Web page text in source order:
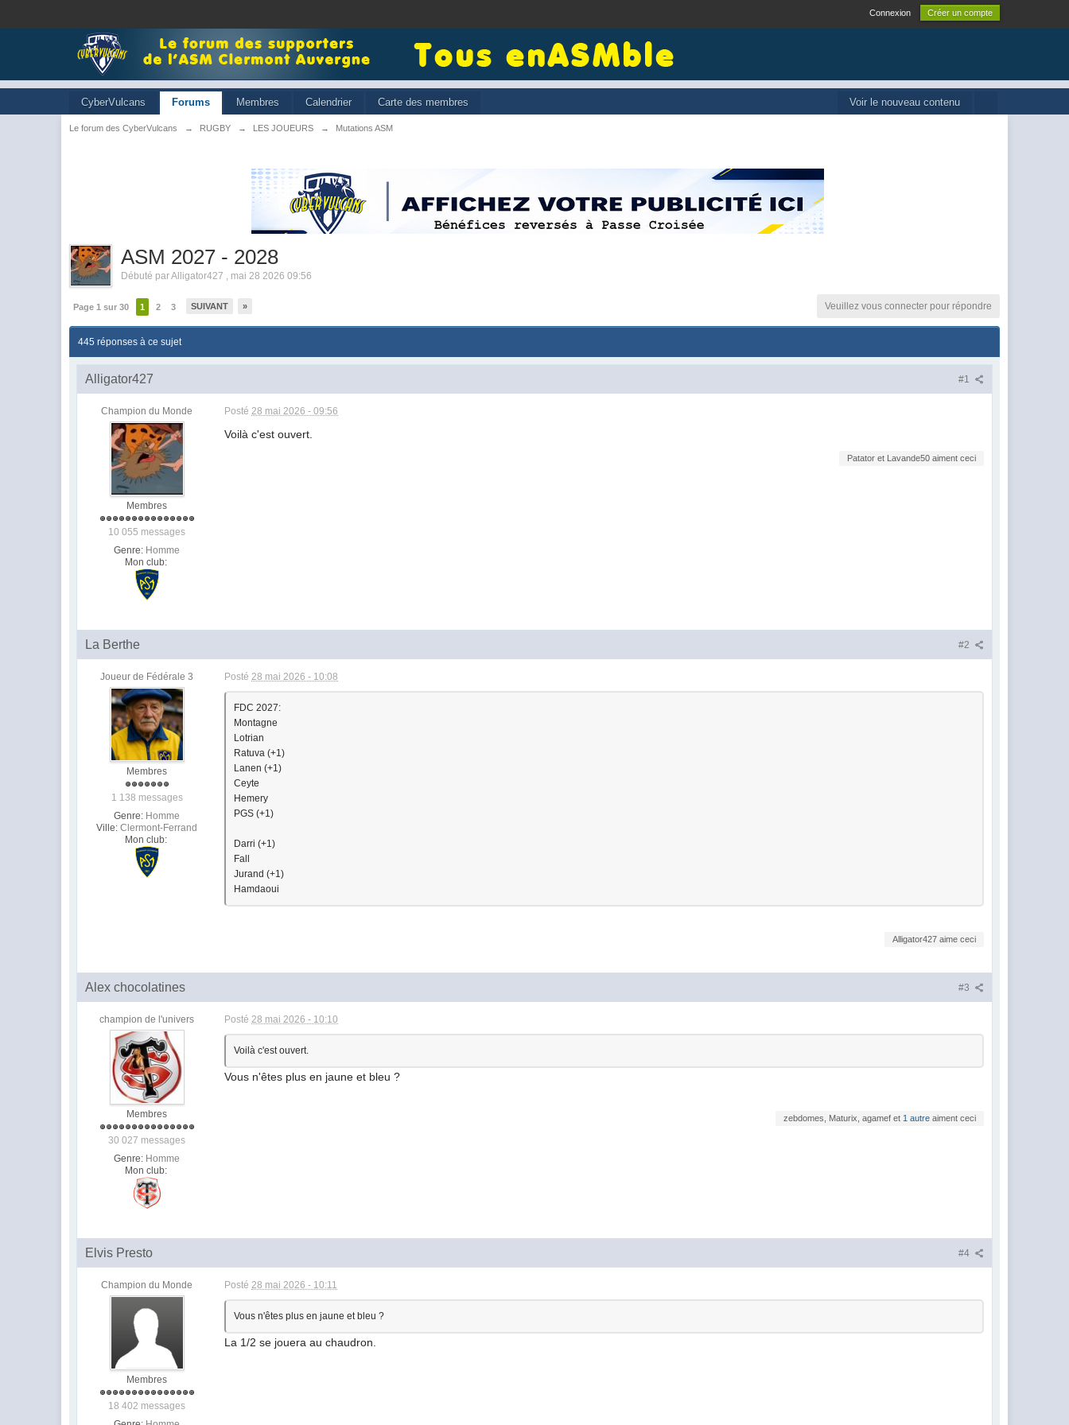
Connexion Créer un compte
Voir le nouveau contenu
CyberVulcans Forums Membres Calendrier Carte des membres
Le forum des CyberVulcans → RUGBY → LES JOUEURS → Mutations ASM
ASM 2027 - 2028
Débuté parAlligator427 , mai 28 2026 09:56
Page 1 sur 30 1 2 3 SUIVANT » Veuillez vous connecter pour répondre
445 réponses à ce sujet
#1
Alligator427
Champion du Monde
Membres
10 055 messages
Genre: Homme
Mon club:
Posté28 mai 2026 - 09:56
Voilà c'est ouvert.
Patator et Lavande50 aiment ceci
#2
La Berthe
Joueur de Fédérale 3
Membres
1 138 messages
Genre: Homme
Ville: Clermont-Ferrand
Mon club:
Posté28 mai 2026 - 10:08
FDC 2027:
Montagne
Lotrian
Ratuva (+1)
Lanen (+1)
Ceyte
Hemery
PGS (+1)
Darri (+1)
Fall
Jurand (+1)
Hamdaoui
Alligator427 aime ceci
#3
Alex chocolatines
champion de l'univers
Membres
30 027 messages
Genre: Homme
Mon club:
Posté28 mai 2026 - 10:10
Voilà c'est ouvert.
Vous n'êtes plus en jaune et bleu ?
zebdomes, Maturix, agamef et 1 autreaiment ceci
#4
Elvis Presto
Champion du Monde
Membres
18 402 messages
Posté28 mai 2026 - 10:11
Vous n'êtes plus en jaune et bleu ?
La 1/2 se jouera au chaudron.